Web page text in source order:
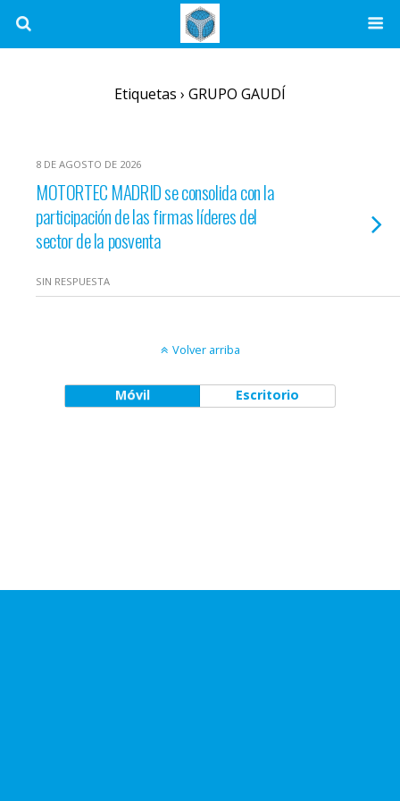
Etiquetas › GRUPO GAUDÍ
8 DE AGOSTO DE 2026
MOTORTEC MADRID se consolida con la
participación de las firmas líderes del
sector de la posventa
SIN RESPUESTA
Volver arriba
Móvil Escritorio